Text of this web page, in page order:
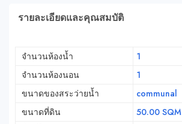
รายละเอียดและคุณสมบัติ
จำนวนห้องน้ำ
1
จำนวนห้องนอน
1
ขนาดของสระว่ายน้ำ
communal
ขนาดที่ดิน
50.00 SQM